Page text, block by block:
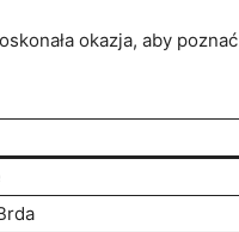
okazja, aby poznać